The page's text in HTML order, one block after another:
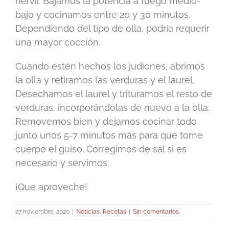
bajo y cocinamos entre 20 y 30 minutos.
Dependiendo del tipo de olla, podría requerir
una mayor cocción.
Cuando estén hechos los judiones, abrimos
la olla y retiramos las verduras y el laurel.
Desechamos el laurel y trituramos el resto de
verduras, incorporándolas de nuevo a la olla.
Removemos bien y dejamos cocinar todo
junto unos 5-7 minutos más para que tome
cuerpo el guiso. Corregimos de sal si es
necesario y servimos.
¡Que aproveche!
27 noviembre, 2020 | Noticias Recetas | Sin comentarios